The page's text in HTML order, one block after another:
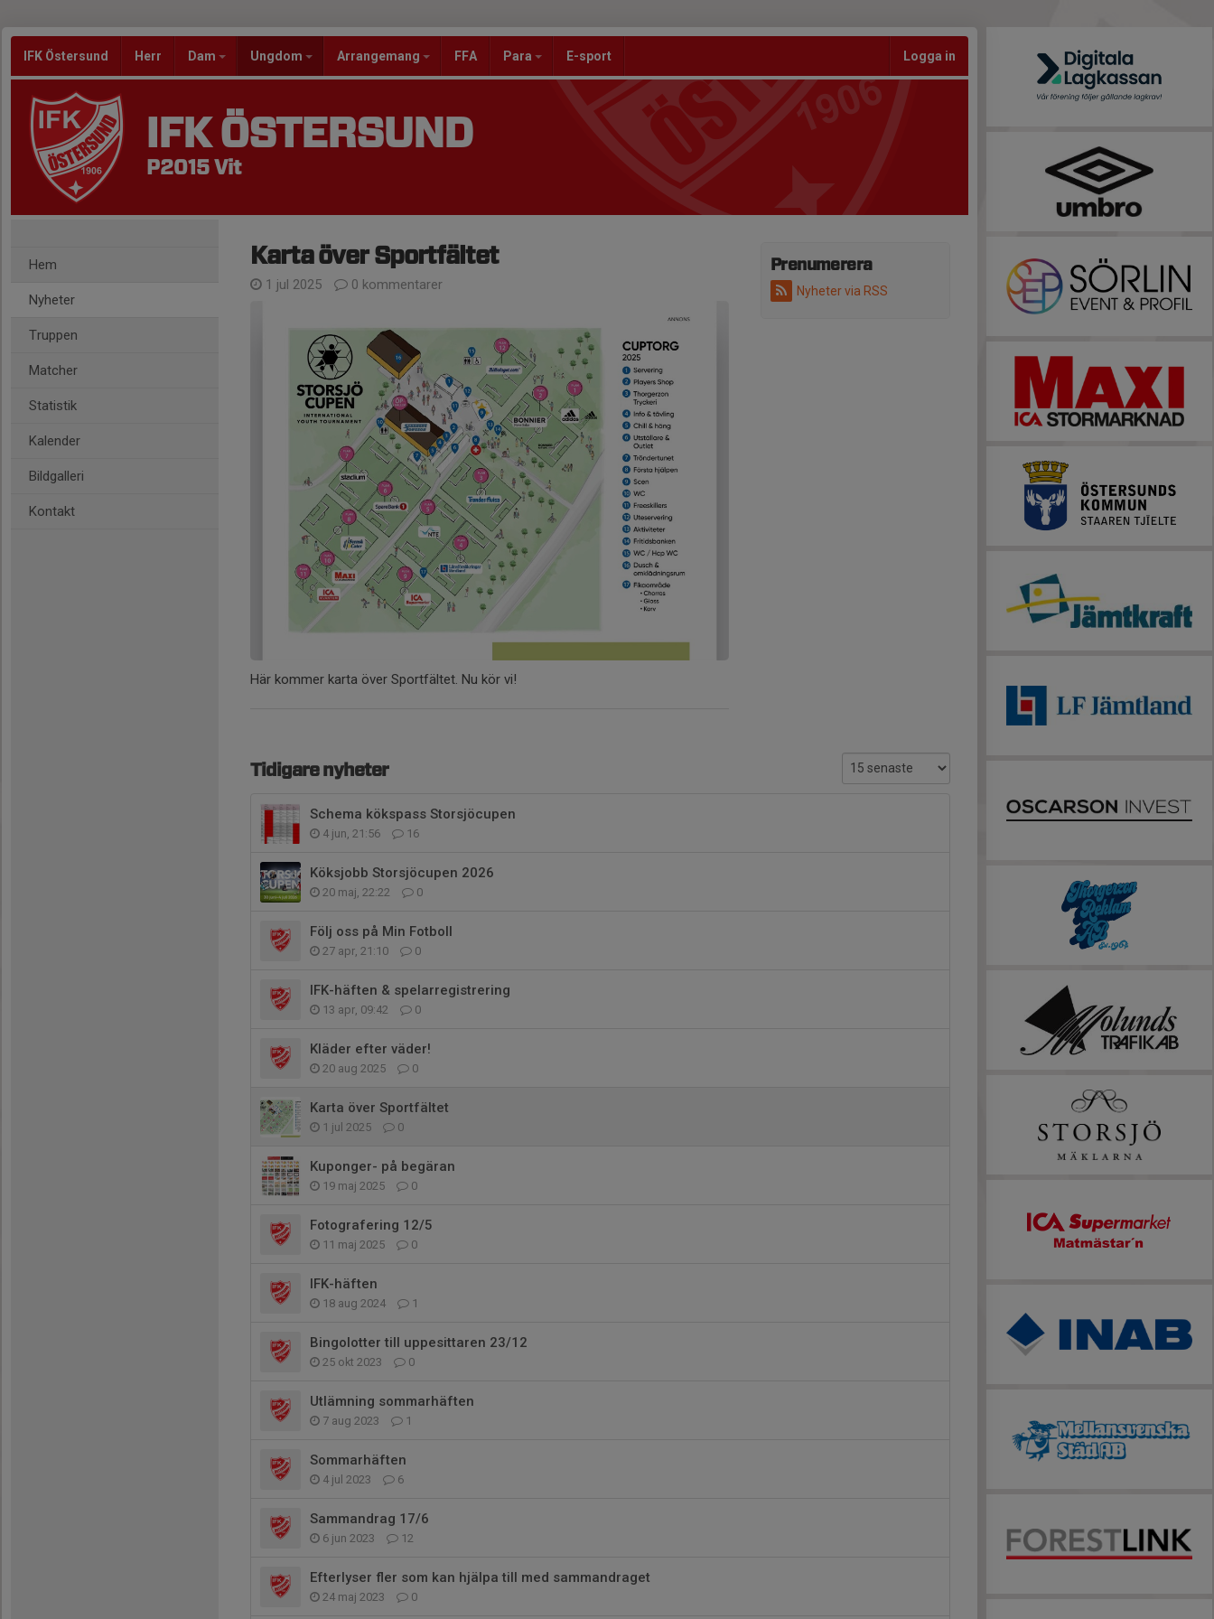
IFK Östersund Herr Dam Ungdom Arrangemang FFA Para E-sport Logga in
IFK ÖSTERSUND
P2015 Vit
Hem
Nyheter
Truppen
Matcher
Statistik
Kalender
Bildgalleri
Kontakt
Prenumerera
Nyheter via RSS
Karta över Sportfältet
1 jul 2025 0 kommentarer
Här kommer karta över Sportfältet. Nu kör vi!
Tidigare nyheter
Schema kökspass Storsjöcupen
4 jun, 21:56 16
Köksjobb Storsjöcupen 2026
20 maj, 22:22 0
Följ oss på Min Fotboll
27 apr, 21:10 0
IFK-häften & spelarregistrering
13 apr, 09:42 0
Kläder efter väder!
20 aug 2025 0
Karta över Sportfältet
1 jul 2025 0
Kuponger- på begäran
19 maj 2025 0
Fotografering 12/5
11 maj 2025 0
IFK-häften
18 aug 2024 1
Bingolotter till uppesittaren 23/12
25 okt 2023 0
Utlämning sommarhäften
7 aug 2023 1
Sommarhäften
4 jul 2023 6
Sammandrag 17/6
6 jun 2023 12
Efterlyser fler som kan hjälpa till med sammandraget
24 maj 2023 0